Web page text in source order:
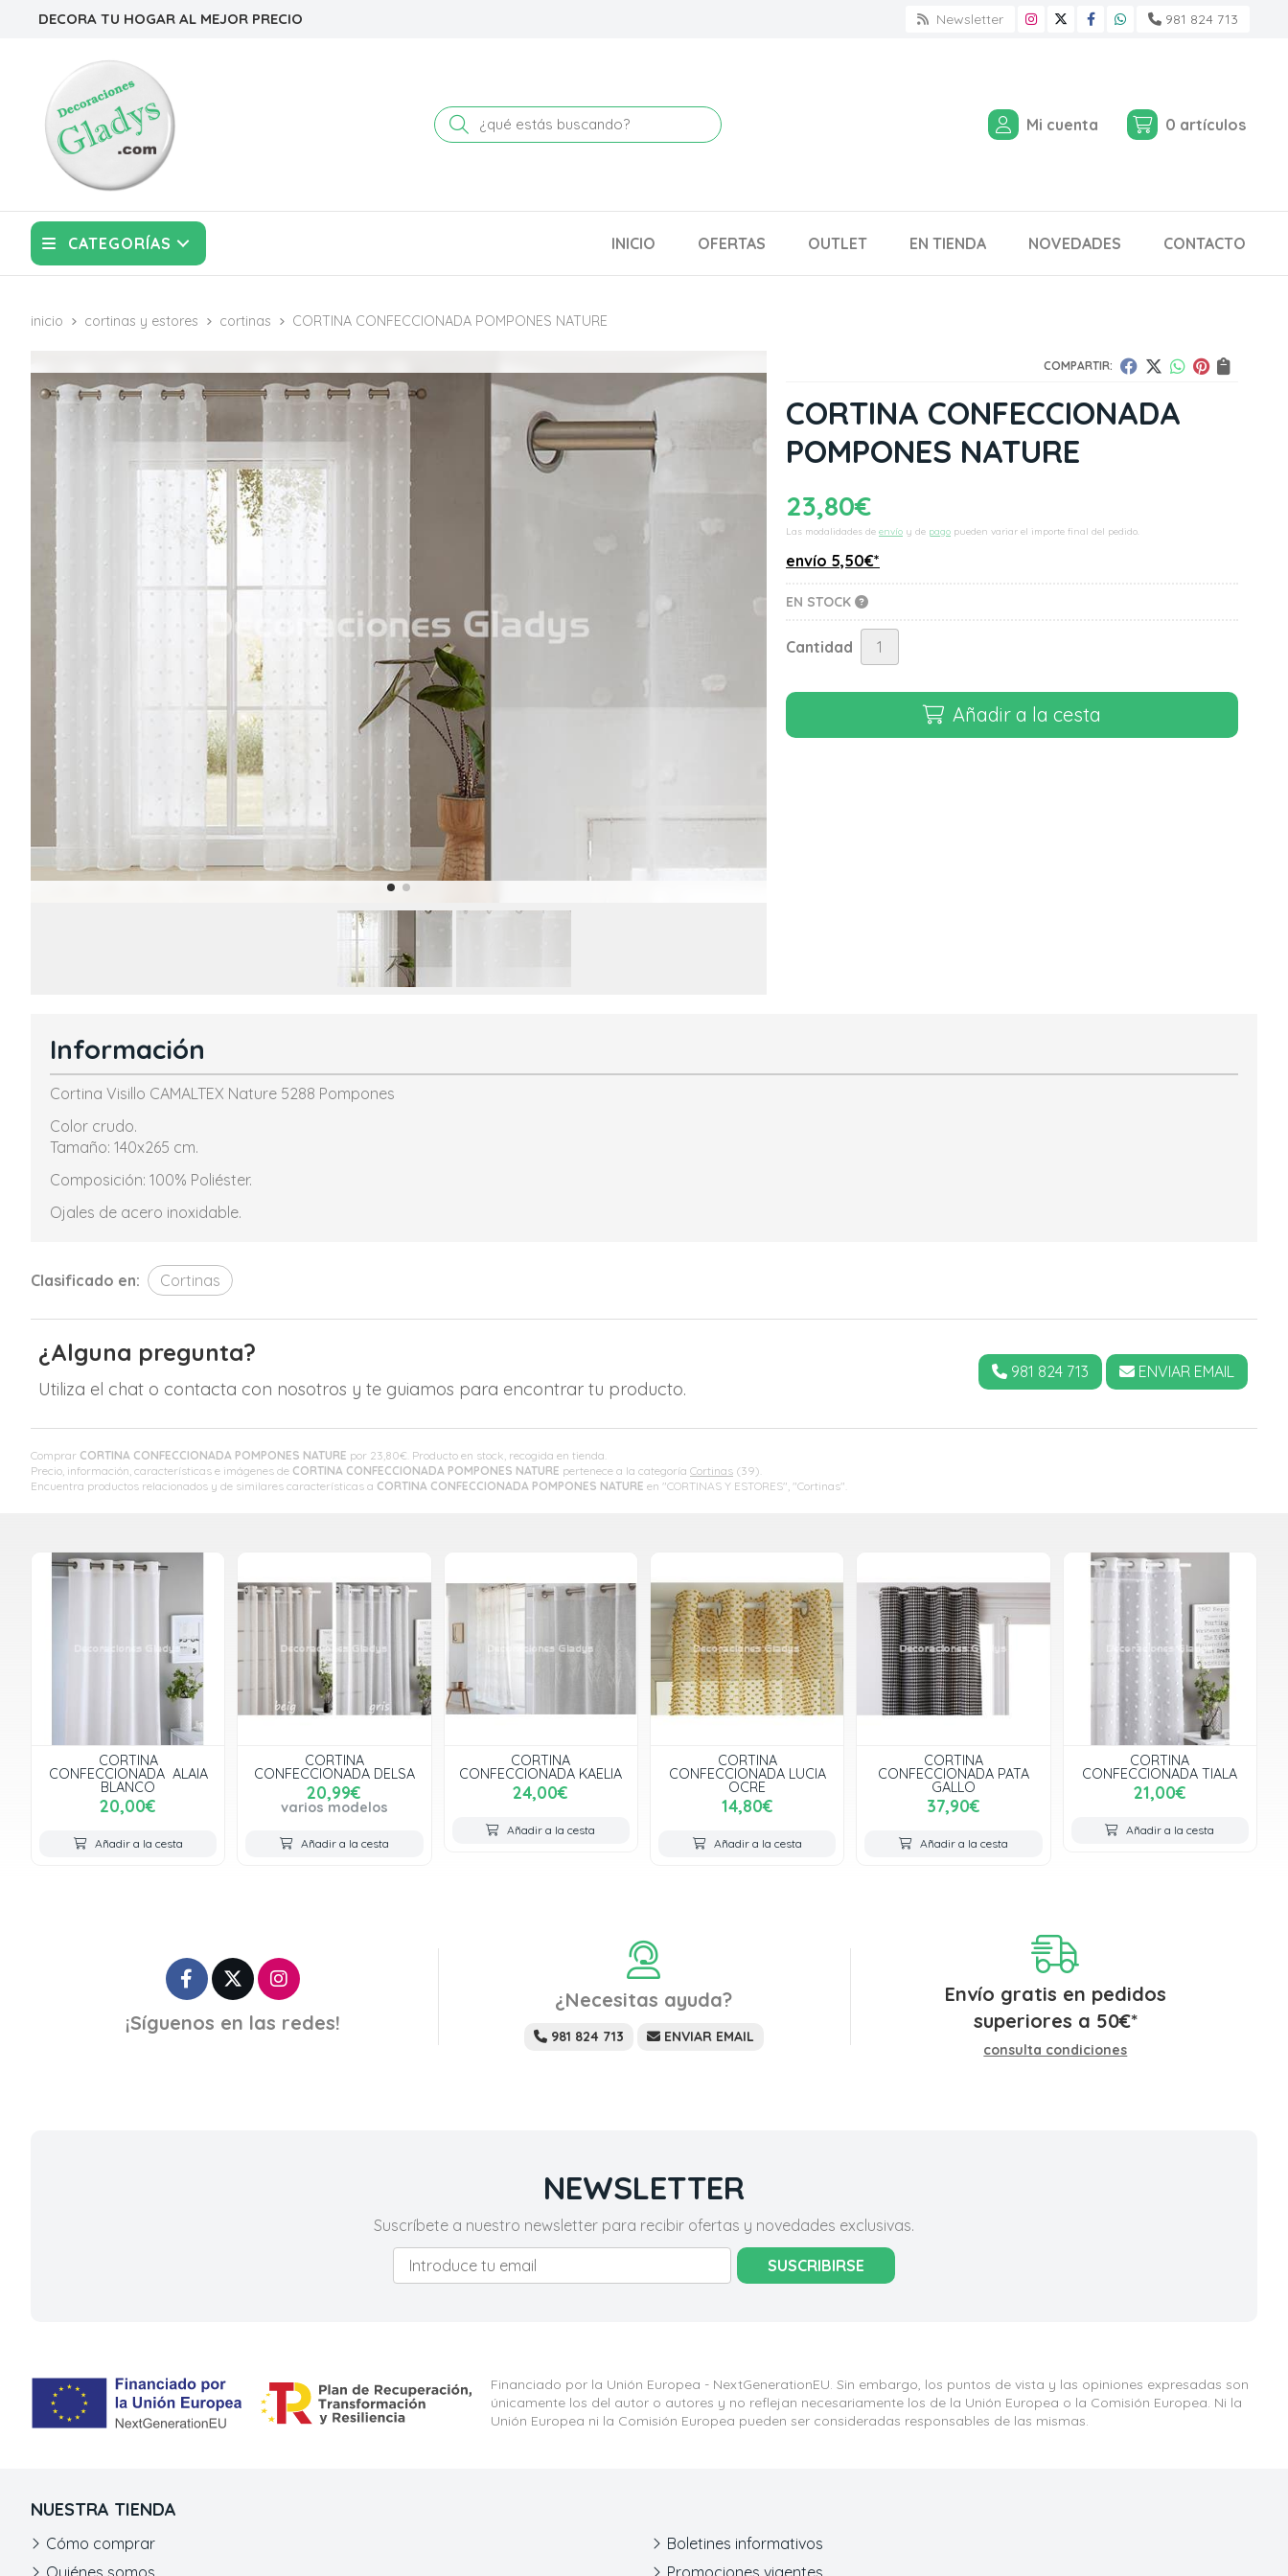
DECORA TU HOGAR AL MEJOR PRECIO Newsletter 981 824 713
Buscar Mi cuenta 0 artículos
CATEGORÍAS INICIO OFERTAS OUTLET EN TIENDA NOVEDADES CONTACTO
inicio cortinas y estores cortinas CORTINA CONFECCIONADA POMPONES NATURE
COMPARTIR:
CORTINA CONFECCIONADA
POMPONES NATURE
23,80€
Las modalidades de envío y de pago pueden variar el importe final del pedido.
envío 5,50€*
EN STOCK
Cantidad
Añadir a la cesta
Comprar CORTINA CONFECCIONADA POMPONES NATURE por 23,80€ . Producto en stock, recogida en tienda.
Precio, información, características e imágenes de CORTINA CONFECCIONADA POMPONES NATURE pertenece a la categoría Cortinas (39).
Encuentra productos relacionados y de similares características a CORTINA CONFECCIONADA POMPONES NATURE en "CORTINAS Y ESTORES", "Cortinas".
Información
Cortina Visillo CAMALTEX Nature 5288 Pompones
Color crudo.
Tamaño: 140x265 cm.
Composición: 100% Poliéster.
Ojales de acero inoxidable.
Clasificado en: Cortinas
¿Alguna pregunta?
Utiliza el chat o contacta con nosotros y te guiamos para encontrar tu producto.
981 824 713 ENVIAR EMAIL
CORTINA
CONFECCIONADA ALAIA
BLANCO
20,00€
Añadir a la cesta
CORTINA
CONFECCIONADA DELSA
20,99€
varios modelos
Añadir a la cesta
CORTINA
CONFECCIONADA KAELIA
24,00€
Añadir a la cesta
CORTINA
CONFECCIONADA LUCIA
OCRE
14,80€
Añadir a la cesta
CORTINA
CONFECCIONADA PATA
GALLO
37,90€
Añadir a la cesta
CORTINA
CONFECCIONADA TIALA
21,00€
Añadir a la cesta
¡Síguenos en las redes!
¿Necesitas ayuda?
981 824 713 ENVIAR EMAIL
Envío gratis en pedidos
superiores a 50€*
consulta condiciones
NEWSLETTER
Suscríbete a nuestro newsletter para recibir ofertas y novedades exclusivas.
SUSCRIBIRSE
Financiado por la Unión Europea - NextGenerationEU. Sin embargo, los puntos de vista y las opiniones expresadas son
únicamente los del autor o autores y no reflejan necesariamente los de la Unión Europea o la Comisión Europea. Ni la
Unión Europea ni la Comisión Europea pueden ser consideradas responsables de las mismas.
NUESTRA TIENDA
Cómo comprar
Boletines informativos